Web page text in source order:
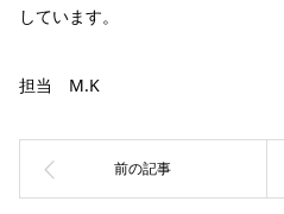
しています。
担当 M.K